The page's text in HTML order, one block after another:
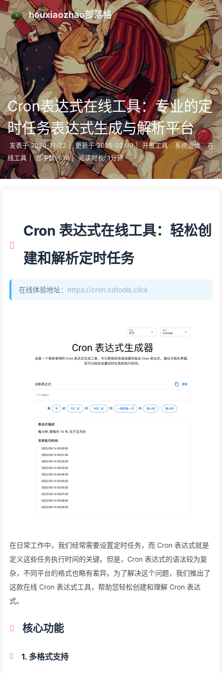
houxiaozhao部落格
Cron表达式在线工具：专业的定
时任务表达式生成与解析平台
发表于 2024-11-22 | 更新于 2025-02-19 | 开发工具 系统运维
在
线工具
总字数: 619 | 阅读时长: 1分钟
Cron 表达式在线工具：轻松创
建和解析定时任务
在线体验地址： https://cron.cdtools.click
在日常工作中，我们经常需要设置定时任务，而 Cron 表达式就是
定义这些任务执行时间的关键。但是，Cron 表达式的语法较为复
杂，不同平台的格式也略有差异。为了解决这个问题，我们推出了
这款在线 Cron 表达式工具，帮助您轻松创建和理解 Cron 表达
式。
核心功能
1. 多格式支持